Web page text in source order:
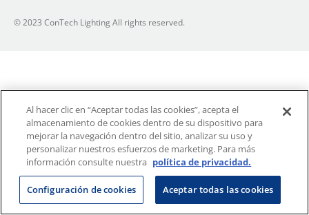
© 2023 ConTech Lighting All rights reserved.
Al hacer clic en “Aceptar todas las cookies”, acepta el
almacenamiento de cookies dentro de su dispositivo para
mejorar la navegación dentro del sitio, analizar su uso y
personalizar nuestros esfuerzos de marketing. Para más
información consulte nuestra política de privacidad.
Configuración de cookies Aceptar todas las cookies